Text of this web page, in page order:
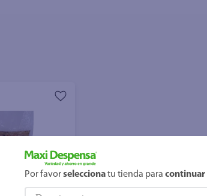
Por favorseleccionatu tienda para continuar